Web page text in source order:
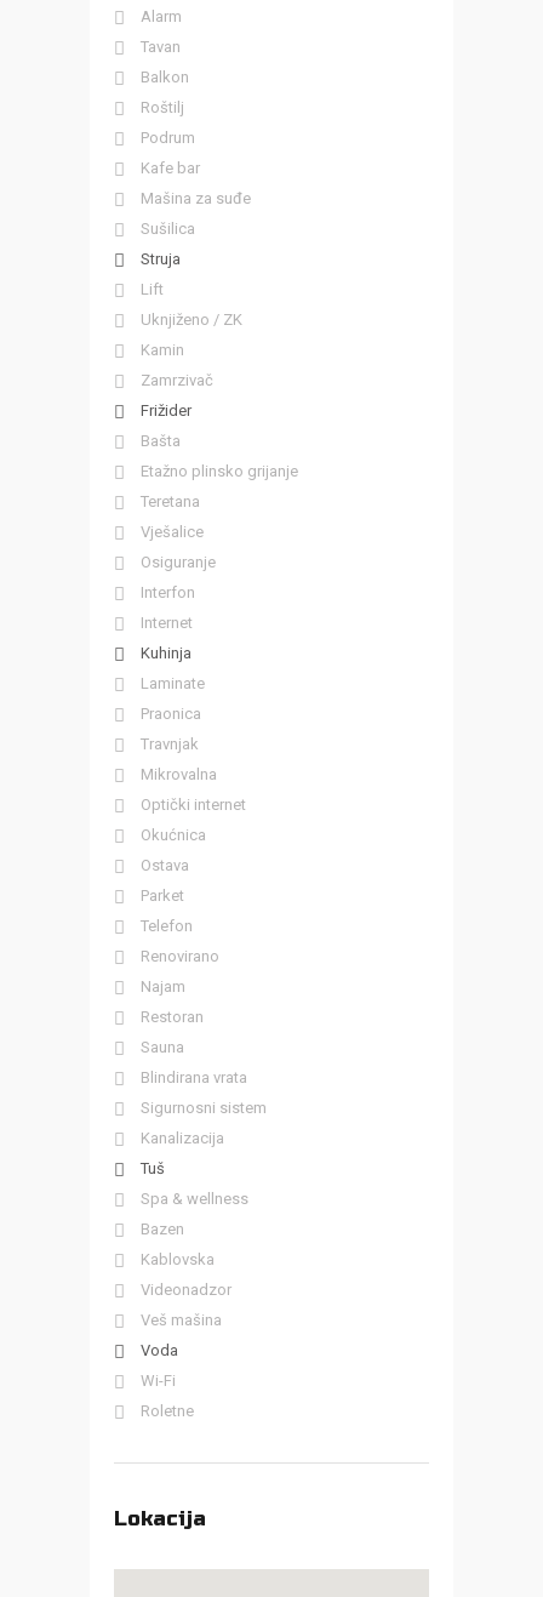
Alarm
Tavan
Balkon
Roštilj
Podrum
Kafe bar
Mašina za suđe
Sušilica
Struja
Lift
Uknjiženo / ZK
Kamin
Zamrzivač
Frižider
Bašta
Etažno plinsko grijanje
Teretana
Vješalice
Osiguranje
Interfon
Internet
Kuhinja
Laminate
Praonica
Travnjak
Mikrovalna
Optički internet
Okućnica
Ostava
Parket
Telefon
Renovirano
Najam
Restoran
Sauna
Blindirana vrata
Sigurnosni sistem
Kanalizacija
Tuš
Spa & wellness
Bazen
Kablovska
Videonadzor
Veš mašina
Voda
Wi-Fi
Roletne
Lokacija